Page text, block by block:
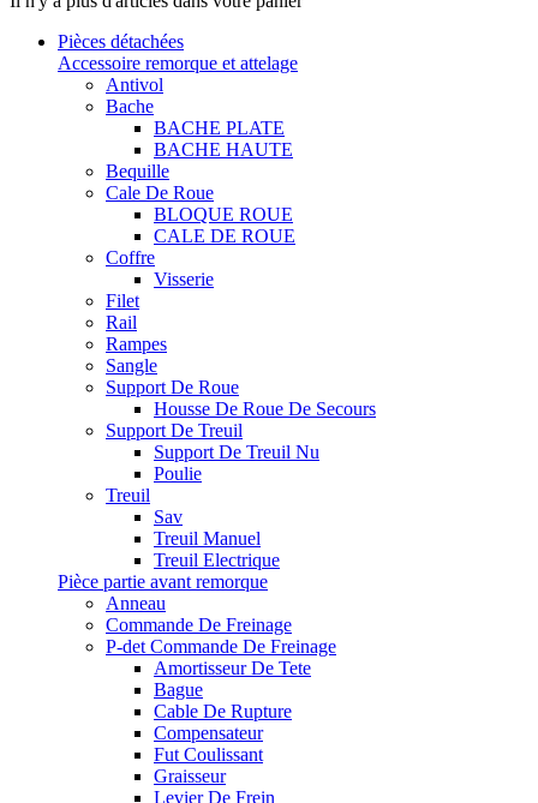
Pièces détachées
Accessoire remorque et attelage
Antivol
Bache
BACHE PLATE
BACHE HAUTE
Bequille
Cale De Roue
BLOQUE ROUE
CALE DE ROUE
Coffre
Visserie
Filet
Rail
Rampes
Sangle
Support De Roue
Housse De Roue De Secours
Support De Treuil
Support De Treuil Nu
Poulie
Treuil
Sav
Treuil Manuel
Treuil Electrique
Pièce partie avant remorque
Anneau
Commande De Freinage
P-det Commande De Freinage
Amortisseur De Tete
Bague
Cable De Rupture
Compensateur
Fut Coulissant
Graisseur
Levier De Frein